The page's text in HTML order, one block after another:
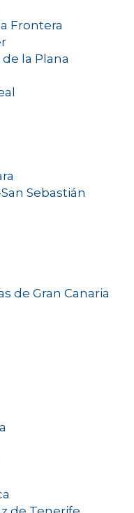
Frontera
la Plana
Sebastián
de Gran Canaria